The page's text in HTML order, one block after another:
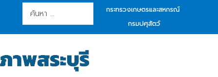
การค้นหา
กระทรวงเกษตรและสหกรณ์
กรมปศุสัตว์